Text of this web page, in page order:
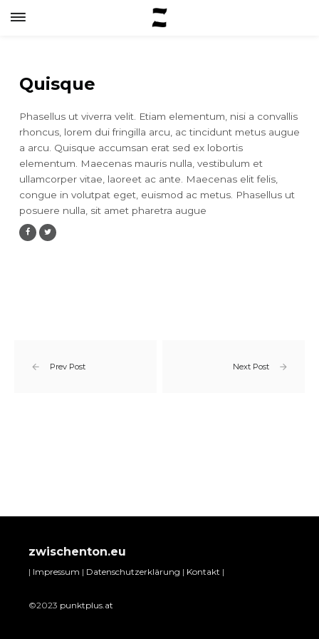
Quisque
Phasellus ut viverra velit. Etiam elementum, nisi a convallis
rhoncus, lorem dui fringilla arcu, ac tincidunt metus augue
a arcu. Quisque accumsan erat sed ex lobortis
elementum. Maecenas mauris nulla, vestibulum et
ullamcorper vitae, laoreet ac ante. Maecenas elit felis,
congue in volutpat eget, euismod ac metus. Phasellus ut
posuere nulla, sit amet pharetra augue
Prev Post Next Post
zwischenton.eu
| Impressum | Datenschutzerklärung | Kontakt |
©2023 punktplus.at